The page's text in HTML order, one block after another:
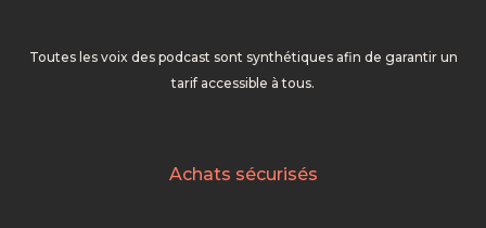
Toutes les voix des podcast sont synthétiques afin de garantir un
tarif accessible à tous.
Achats sécurisés